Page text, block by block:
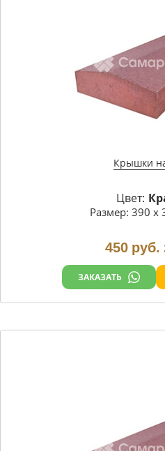
Крышки
Цвет:
Размер: 390 х
450 руб.
ЗАКАЗАТЬ